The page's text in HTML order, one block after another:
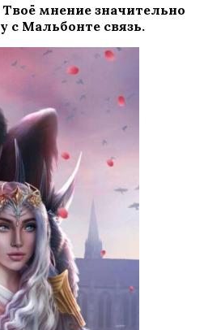
Твоё мнение значительно
с Мальбонте связь.